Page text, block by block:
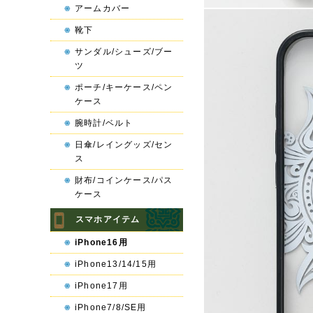
アームカバー
靴下
サンダル/シューズ/ブー
ツ
ポーチ/キーケース/ペン
ケース
腕時計/ベルト
日傘/レイングッズ/セン
ス
財布/コインケース/パス
ケース
スマホアイテム
iPhone16用
iPhone13/14/15用
iPhone17用
iPhone7/8/SE用